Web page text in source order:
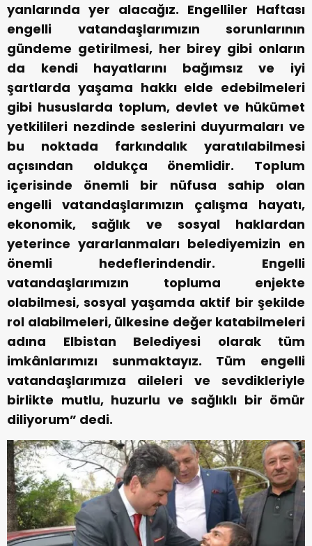
yanlarında yer alacağız. Engelliler Haftası
engelli vatandaşlarımızın sorunlarının
gündeme getirilmesi, her birey gibi onların
da kendi hayatlarını bağımsız ve iyi
şartlarda yaşama hakkı elde edebilmeleri
gibi hususlarda toplum, devlet ve hükümet
yetkilileri nezdinde seslerini duyurmaları ve
bu noktada farkındalık yaratılabilmesi
açısından oldukça önemlidir. Toplum
içerisinde önemli bir nüfusa sahip olan
engelli vatandaşlarımızın çalışma hayatı,
ekonomik, sağlık ve sosyal haklardan
yeterince yararlanmaları belediyemizin en
önemli hedeflerindendir. Engelli
vatandaşlarımızın topluma enjekte
olabilmesi, sosyal yaşamda aktif bir şekilde
rol alabilmeleri, ülkesine değer katabilmeleri
adına Elbistan Belediyesi olarak tüm
imkânlarımızı sunmaktayız. Tüm engelli
vatandaşlarımıza aileleri ve sevdikleriyle
birlikte mutlu, huzurlu ve sağlıklı bir ömür
diliyorum” dedi.